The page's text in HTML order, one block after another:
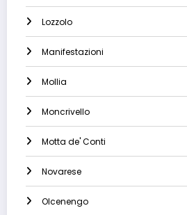
Lozzolo
Manifestazioni
Mollia
Moncrivello
Motta de' Conti
Novarese
Olcenengo